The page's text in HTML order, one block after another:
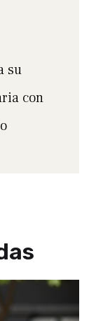
su
con